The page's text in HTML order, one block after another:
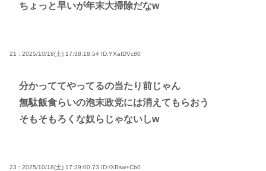
ちょっと早いが年末大掃除だなw
21 : 2025/10/18(土) 17:38:18.54 ID:YXaIDVc80
分かっててやってるの当たり前じゃん
無駄飯食らいの泡末政党には消えてもらおう
そもそもろくな奴らじゃないしw
23 : 2025/10/18(土) 17:39:00.73 ID:/XBsw+Cb0